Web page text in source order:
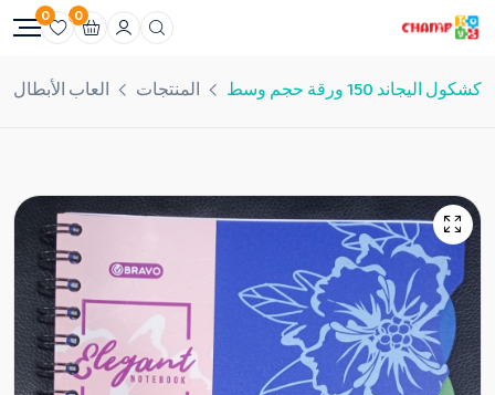
0
0
كشكول اليجاند 150 ورقة حجم وسط المنتجات العاب الأبطال